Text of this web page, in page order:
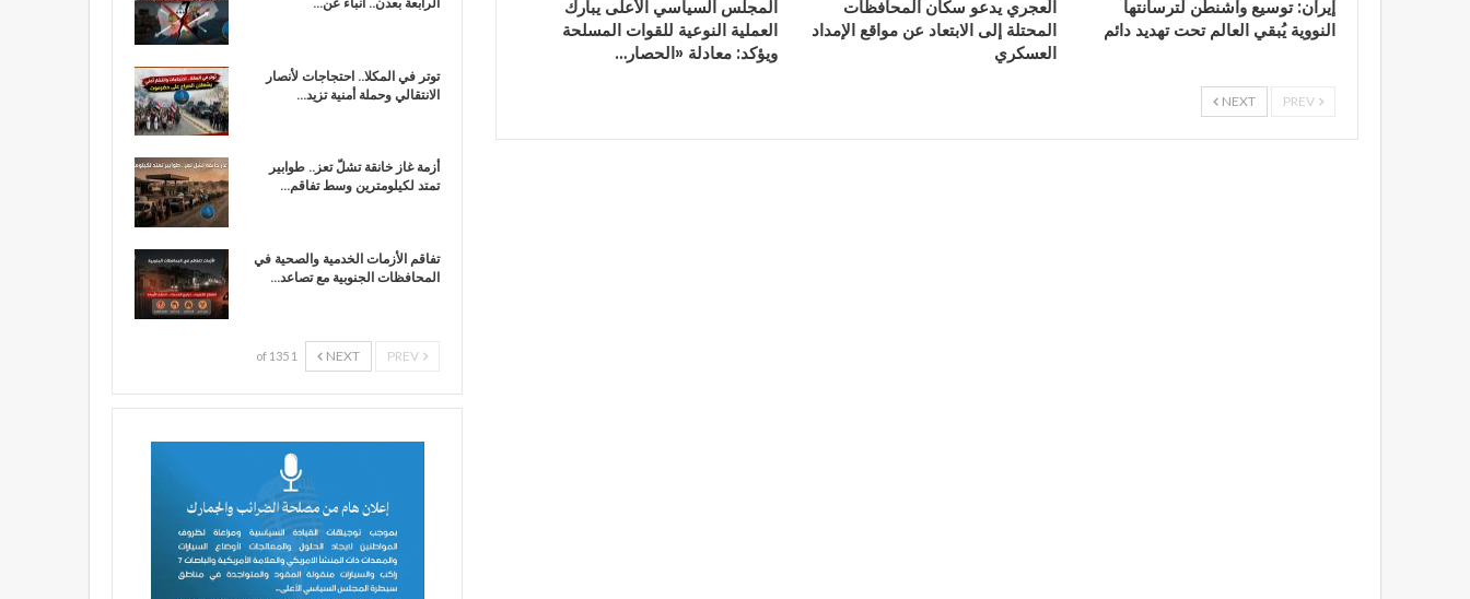
إيران: توسيع واشنطن لترسانتها
النووية يُبقي العالم تحت تهديد دائم
العجري يدعو سكان المحافظات
المحتلة إلى الابتعاد عن مواقع الإمداد
العسكري
المجلس السياسي الأعلى يبارك
العملية النوعية للقوات المسلحة
ويؤكد: معادلة «الحصار…
NEXT
توتر في المكلا.. احتجاجات لأنصار
الانتقالي وحملة أمنية تزيد…
أزمة غاز خانقة تشلّ تعز.. طوابير
تمتد لكيلومترين وسط تفاقم…
تفاقم الأزمات الخدمية والصحية في
المحافظات الجنوبية مع تصاعد…
NEXT
1 of 135